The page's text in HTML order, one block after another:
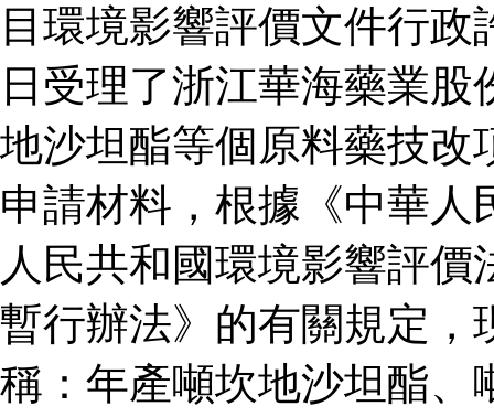
目環境影響評價文件行
日受理了浙江華海藥業
地沙坦酯等個原料藥技改
申請材料，根據《中華
人民共和國環境影響評
暫行辦法》的有關規定，
稱：年產噸坎地沙坦酯、